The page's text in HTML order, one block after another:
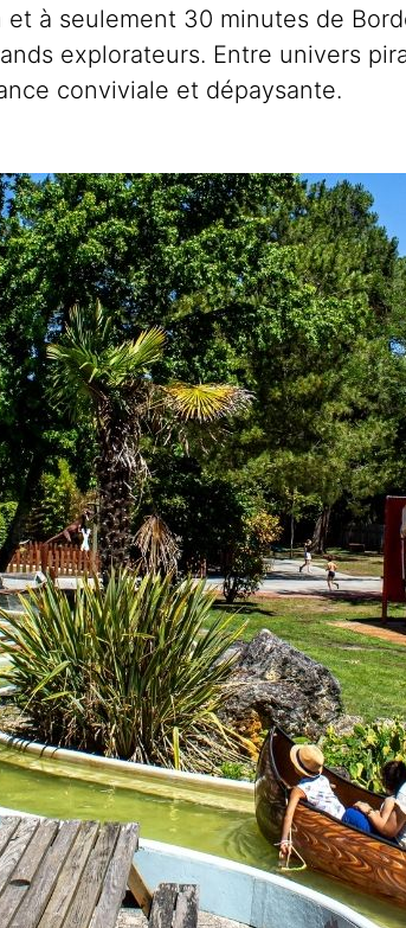
à seulement 30 minutes de
explorateurs. Entre univers
conviviale et dépaysante.